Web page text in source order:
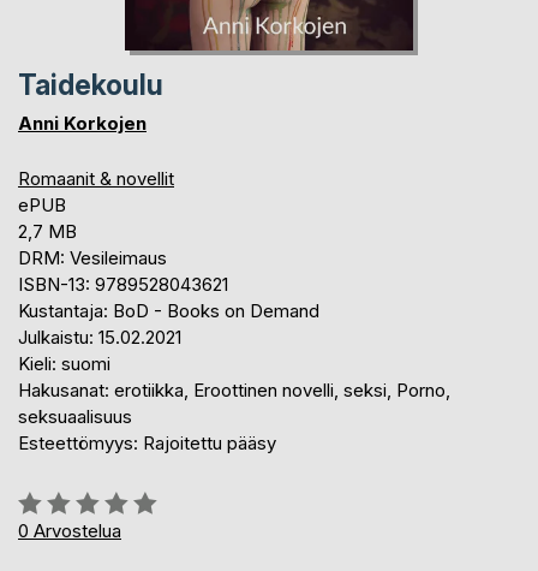
Taidekoulu
Anni Korkojen
Romaanit & novellit
ePUB
2,7 MB
DRM: Vesileimaus
ISBN-13: 9789528043621
Kustantaja: BoD - Books on Demand
Julkaistu: 15.02.2021
Kieli: suomi
Hakusanat: erotiikka, Eroottinen novelli, seksi, Porno,
seksuaalisuus
Esteettömyys: Rajoitettu pääsy
Arvostelu::
0%
0 Arvostelua